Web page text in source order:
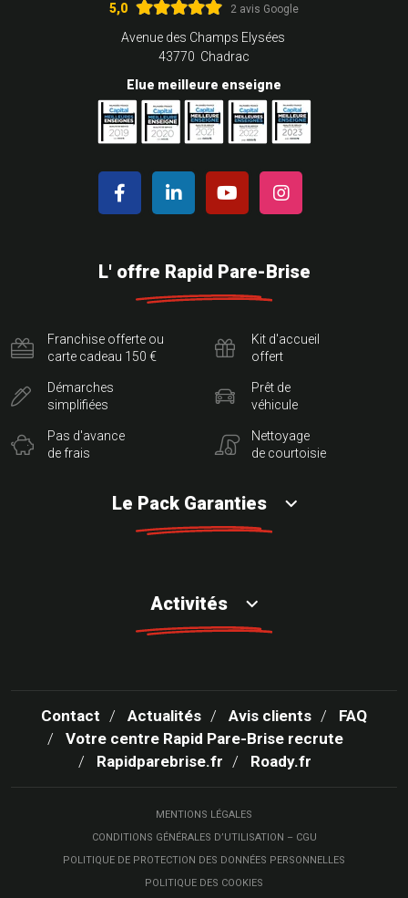
5,0 2 avis Google
Avenue des Champs Elysées
43770 Chadrac
Elue meilleure enseigne
L' offre Rapid Pare-Brise
Franchise offerte ou
carte cadeau 150 €
Démarches
simplifiées
Pas d'avance
de frais
Kit d'accueil
offert
Prêt de
véhicule
Nettoyage
de courtoisie
Le Pack Garanties
Activités
Contact Actualités Avis clients
FAQ
Votre centre Rapid Pare-Brise recrute
Rapidparebrise.fr
Roady.fr
MENTIONS LÉGALES
CONDITIONS GÉNÉRALES D’UTILISATION – CGU
POLITIQUE DE PROTECTION DES DONNÉES PERSONNELLES
POLITIQUE DES COOKIES